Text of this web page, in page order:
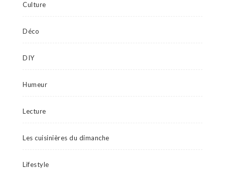
Culture
Déco
DIY
Humeur
Lecture
Les cuisinières du dimanche
Lifestyle